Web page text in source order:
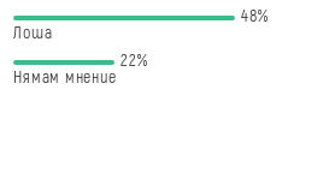
48%
Лоша
22%
Нямам мнение